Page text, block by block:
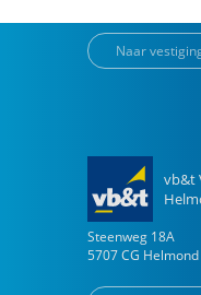
Naar
vb&t
Steenweg 18A
5707 CG Helmond